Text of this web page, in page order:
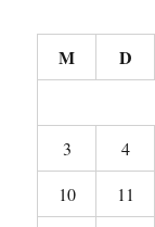
M D
3
4
10
11